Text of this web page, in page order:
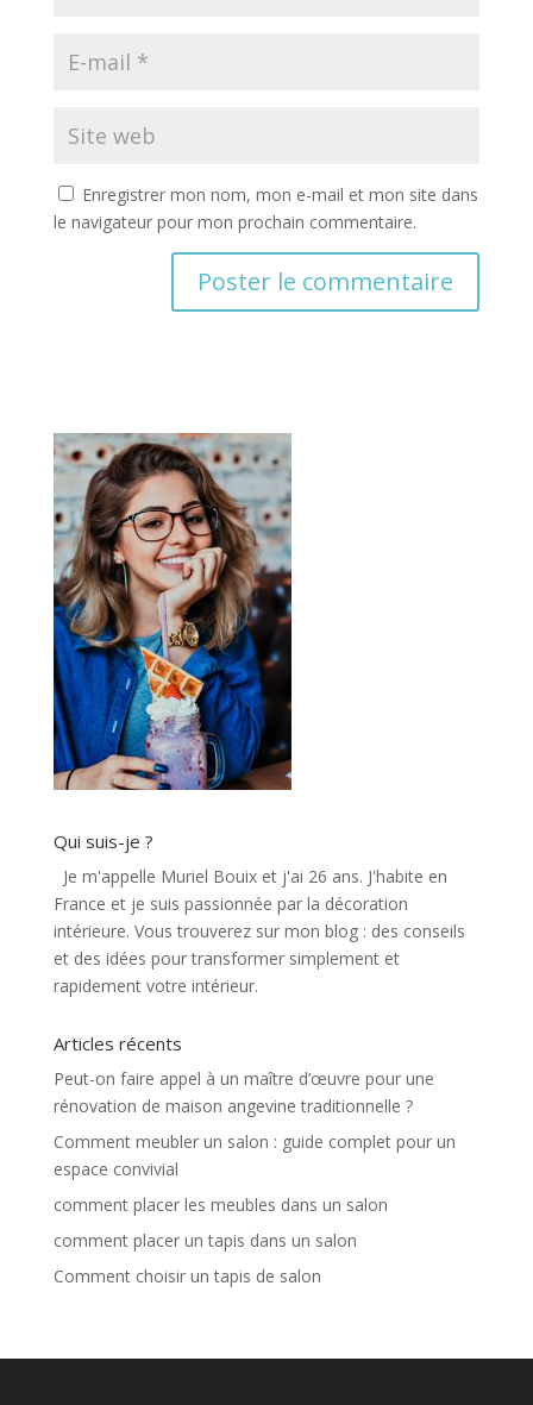
Enregistrer mon nom, mon e-mail et mon site dans
le navigateur pour mon prochain commentaire.
Qui suis-je ?
Je m'appelle Muriel Bouix et j'ai 26 ans. J'habite en
France et je suis passionnée par la décoration
intérieure. Vous trouverez sur mon blog : des conseils
et des idées pour transformer simplement et
rapidement votre intérieur.
Articles récents
Peut-on faire appel à un maître d’œuvre pour une
rénovation de maison angevine traditionnelle ?
Comment meubler un salon : guide complet pour un
espace convivial
comment placer les meubles dans un salon
comment placer un tapis dans un salon
Comment choisir un tapis de salon